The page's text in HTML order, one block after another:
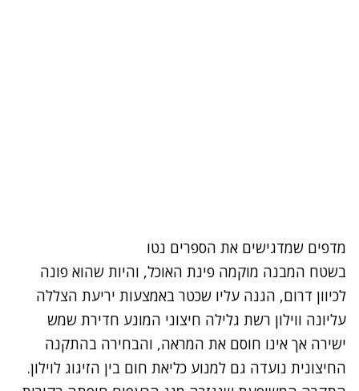
מדפים שמדגישים את הספרים נטו
בשטח המבנה מוקמה פינת האוכל, והיות שהוא פונה
לכיוון דרום, הגנה עליו שכטר באמצעות יריעת הצללה
עליונה ווילון רשת גלילה חיצוני המונע חדירת שמש
ישירה אך אינו חוסם את המראה, והבחירה בהתקנה
החיצונית נועדה גם למנוע כליאת חום בין הזיגוג לוילון.